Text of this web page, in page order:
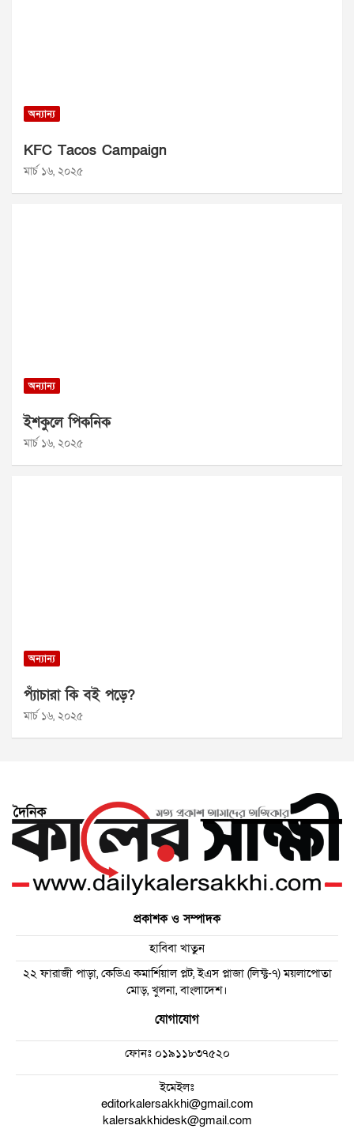
অন্যান্য
KFC Tacos Campaign
মার্চ ১৬, ২০২৫
অন্যান্য
ইশকুলে পিকনিক
মার্চ ১৬, ২০২৫
অন্যান্য
প্যাঁচারা কি বই পড়ে?
মার্চ ১৬, ২০২৫
প্রকাশক ও সম্পাদক
হাবিবা খাতুন
২২ ফারাজী পাড়া, কেডিএ কমার্শিয়াল প্লট, ইএস প্লাজা (লিফ্ট-৭) ময়লাপোতা
মোড়, খুলনা, বাংলাদেশ।
যোগাযোগ
ফোনঃ০১৯১১৮৩৭৫২০
ইমেইলঃ
editorkalersakkhi@gmail.com
kalersakkhidesk@gmail.com